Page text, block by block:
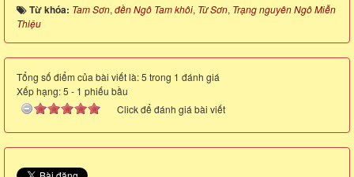
Từ khóa: Tam Sơn, đền Ngô Tam khôi, Từ Sơn, Trạng nguyên Ngô Miễn
Thiệu
Tổng số điểm của bài viết là: 5 trong 1 đánh giá
Xếp hạng:5 - 1 phiếu bầu
Click để đánh giá bài viết